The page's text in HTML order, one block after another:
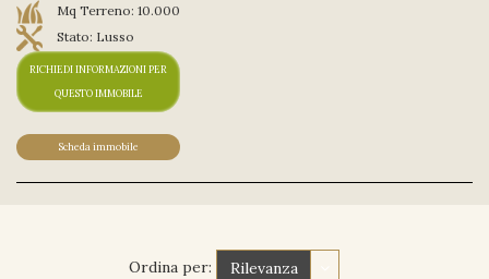
Mq Terreno: 10.000
Stato: Lusso
RICHIEDI INFORMAZIONI PER
QUESTO IMMOBILE
Scheda immobile
Ordina per: Rilevanza